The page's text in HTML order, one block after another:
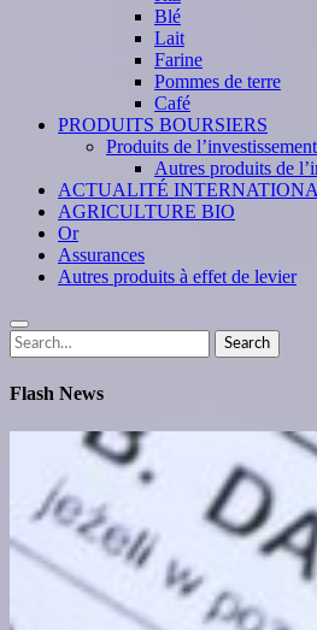
Blé
Lait
Farine
Pommes de terre
Café
PRODUITS BOURSIERS
Produits de l’investissement
Autres produits de
ACTUALITÉ
AGRICULTURE BIO
Or
Assurances
Autres produits à effet de levier
Search
for:
Search
Flash News